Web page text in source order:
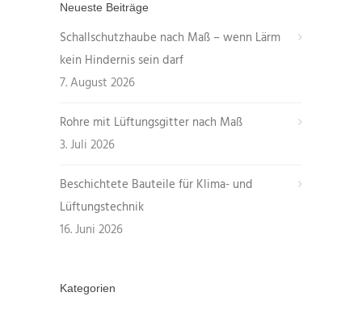
Neueste Beiträge
Schallschutzhaube nach Maß – wenn Lärm
kein Hindernis sein darf
7. August 2026
Rohre mit Lüftungsgitter nach Maß
3. Juli 2026
Beschichtete Bauteile für Klima- und
Lüftungstechnik
16. Juni 2026
Kategorien